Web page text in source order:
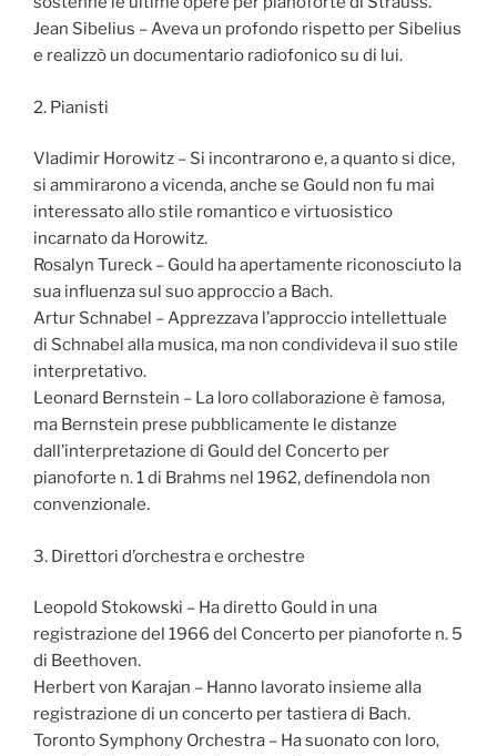
Jean Sibelius – Aveva un profondo rispetto per Sibelius
e realizzò un documentario radiofonico su di lui.
2. Pianisti
Vladimir Horowitz – Si incontrarono e, a quanto si dice,
si ammirarono a vicenda, anche se Gould non fu mai
interessato allo stile romantico e virtuosistico
incarnato da Horowitz.
Rosalyn Tureck – Gould ha apertamente riconosciuto la
sua influenza sul suo approccio a Bach.
Artur Schnabel – Apprezzava l’approccio intellettuale
di Schnabel alla musica, ma non condivideva il suo stile
interpretativo.
Leonard Bernstein – La loro collaborazione è famosa,
ma Bernstein prese pubblicamente le distanze
dall’interpretazione di Gould del Concerto per
pianoforte n. 1 di Brahms nel 1962, definendola non
convenzionale.
3. Direttori d’orchestra e orchestre
Leopold Stokowski – Ha diretto Gould in una
registrazione del 1966 del Concerto per pianoforte n. 5
di Beethoven.
Herbert von Karajan – Hanno lavorato insieme alla
registrazione di un concerto per tastiera di Bach.
Toronto Symphony Orchestra – Ha suonato con loro,